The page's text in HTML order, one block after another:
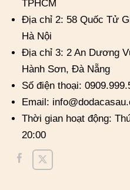
TPHCM
Địa chỉ 2: 58 Quốc Tử
Hà Nội
Địa chỉ 3: 2 An Dương
Hành Sơn, Đà Nẵng
Số điện thoại:
Email:
Thời gian hoạt động:
20:00